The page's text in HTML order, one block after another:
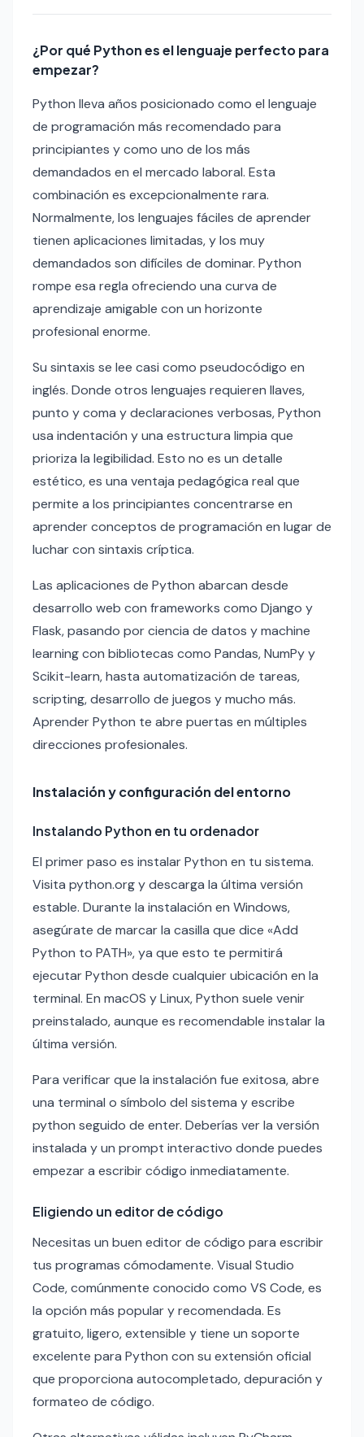
¿Por qué Python es el lenguaje perfecto para
empezar?
Python lleva años posicionado como el lenguaje
de programación más recomendado para
principiantes y como uno de los más
demandados en el mercado laboral. Esta
combinación es excepcionalmente rara.
Normalmente, los lenguajes fáciles de aprender
tienen aplicaciones limitadas, y los muy
demandados son difíciles de dominar. Python
rompe esa regla ofreciendo una curva de
aprendizaje amigable con un horizonte
profesional enorme.
Su sintaxis se lee casi como pseudocódigo en
inglés. Donde otros lenguajes requieren llaves,
punto y coma y declaraciones verbosas, Python
usa indentación y una estructura limpia que
prioriza la legibilidad. Esto no es un detalle
estético, es una ventaja pedagógica real que
permite a los principiantes concentrarse en
aprender conceptos de programación en lugar de
luchar con sintaxis críptica.
Las aplicaciones de Python abarcan desde
desarrollo web con frameworks como Django y
Flask, pasando por ciencia de datos y machine
learning con bibliotecas como Pandas, NumPy y
Scikit-learn, hasta automatización de tareas,
scripting, desarrollo de juegos y mucho más.
Aprender Python te abre puertas en múltiples
direcciones profesionales.
Instalación y configuración del entorno
Instalando Python en tu ordenador
El primer paso es instalar Python en tu sistema.
Visita python.org y descarga la última versión
estable. Durante la instalación en Windows,
asegúrate de marcar la casilla que dice «Add
Python to PATH», ya que esto te permitirá
ejecutar Python desde cualquier ubicación en la
terminal. En macOS y Linux, Python suele venir
preinstalado, aunque es recomendable instalar la
última versión.
Para verificar que la instalación fue exitosa, abre
una terminal o símbolo del sistema y escribe
python seguido de enter. Deberías ver la versión
instalada y un prompt interactivo donde puedes
empezar a escribir código inmediatamente.
Eligiendo un editor de código
Necesitas un buen editor de código para escribir
tus programas cómodamente. Visual Studio
Code, comúnmente conocido como VS Code, es
la opción más popular y recomendada. Es
gratuito, ligero, extensible y tiene un soporte
excelente para Python con su extensión oficial
que proporciona autocompletado, depuración y
formateo de código.